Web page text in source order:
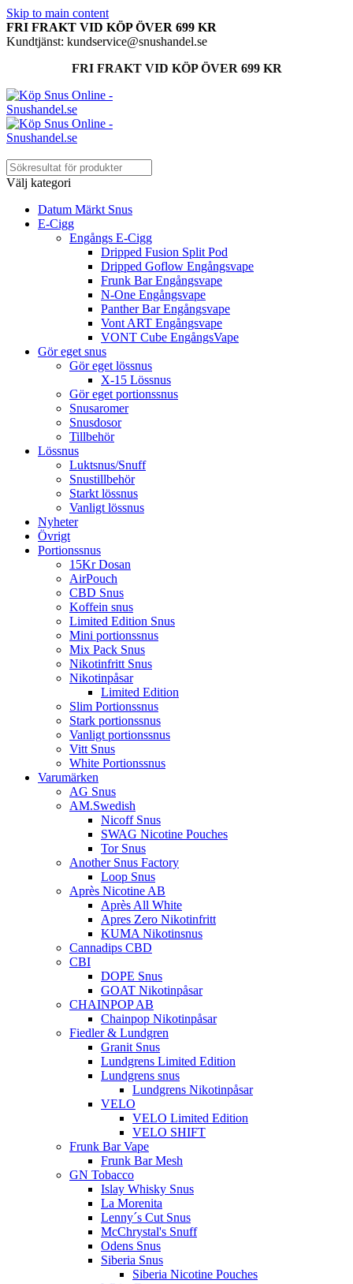
Skip to main content
FRI FRAKT VID KÖP ÖVER 699 KR
Kundtjänst: kundservice@snushandel.se
FRI FRAKT VID KÖP ÖVER 699 KR
Välj kategori
Datum Märkt Snus
E-Cigg
Engångs E-Cigg
Dripped Fusion Split Pod
Dripped Goflow Engångsvape
Frunk Bar Engångsvape
N-One Engångsvape
Panther Bar Engångsvape
Vont ART Engångsvape
VONT Cube EngångsVape
Gör eget snus
Gör eget lössnus
X-15 Lössnus
Gör eget portionssnus
Snusaromer
Snusdosor
Tillbehör
Lössnus
Luktsnus/Snuff
Snustillbehör
Starkt lössnus
Vanligt lössnus
Nyheter
Övrigt
Portionssnus
15Kr Dosan
AirPouch
CBD Snus
Koffein snus
Limited Edition Snus
Mini portionssnus
Mix Pack Snus
Nikotinfritt Snus
Nikotinpåsar
Limited Edition
Slim Portionssnus
Stark portionssnus
Vanligt portionssnus
Vitt Snus
White Portionssnus
Varumärken
AG Snus
AM.Swedish
Nicoff Snus
SWAG Nicotine Pouches
Tor Snus
Another Snus Factory
Loop Snus
Après Nicotine AB
Après All White
Apres Zero Nikotinfritt
KUMA Nikotinsnus
Cannadips CBD
CBI
DOPE Snus
GOAT Nikotinpåsar
CHAINPOP AB
Chainpop Nikotinpåsar
Fiedler & Lundgren
Granit Snus
Lundgrens Limited Edition
Lundgrens snus
Lundgrens Nikotinpåsar
VELO
VELO Limited Edition
VELO SHIFT
Frunk Bar Vape
Frunk Bar Mesh
GN Tobacco
Islay Whisky Snus
La Morenita
Lenny´s Cut Snus
McChrystal's Snuff
Odens Snus
Siberia Snus
Siberia Nicotine Pouches